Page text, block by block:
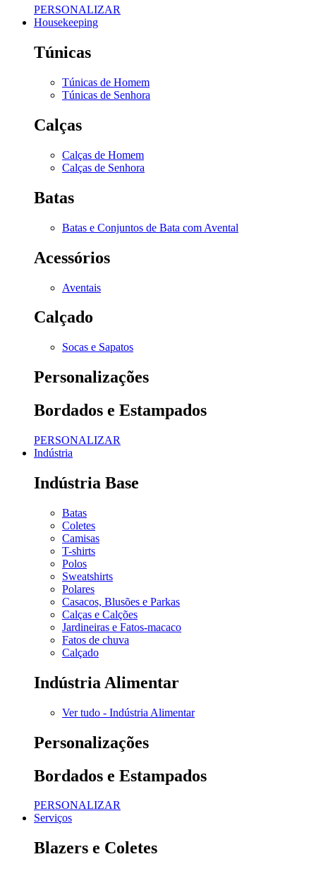
PERSONALIZAR
Housekeeping
Túnicas
Túnicas de Homem
Túnicas de Senhora
Calças
Calças de Homem
Calças de Senhora
Batas
Batas e Conjuntos de Bata com Avental
Acessórios
Aventais
Calçado
Socas e Sapatos
Personalizações
Bordados e Estampados
PERSONALIZAR
Indústria
Indústria Base
Batas
Coletes
Camisas
T-shirts
Polos
Sweatshirts
Polares
Casacos, Blusões e Parkas
Calças e Calções
Jardineiras e Fatos-macaco
Fatos de chuva
Calçado
Indústria Alimentar
Ver tudo - Indústria Alimentar
Personalizações
Bordados e Estampados
PERSONALIZAR
Serviços
Blazers e Coletes